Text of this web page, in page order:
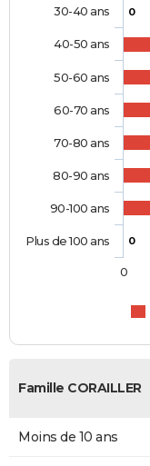
0
0
30-40 ans
40-50 ans
50-60 ans
60-70 ans
70-80 ans
80-90 ans
90-100 ans
Plus de 100 ans
0
Famille CORAILLER
Moins de 10 ans